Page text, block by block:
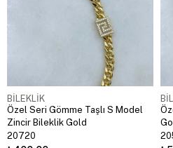
BİLEKLİK
Özel Seri Gömme Taşlı S Model
Zincir Bileklik Gold
20720